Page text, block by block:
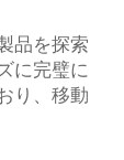
品を探索
に完璧に
り、移動